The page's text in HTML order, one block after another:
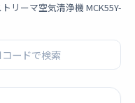
リーマ空気清浄機 MCK55Y-